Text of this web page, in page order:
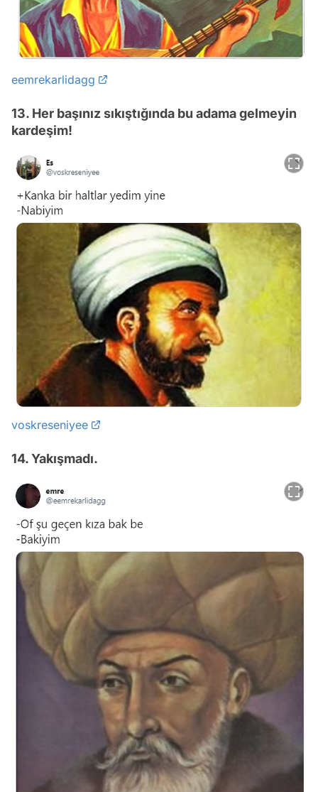
eemrekarlidagg
13. Her başınız sıkıştığında bu adama gelmeyin
kardeşim!
voskreseniyee
14. Yakışmadı.